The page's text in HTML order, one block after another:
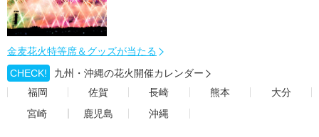
金麦花火特等席＆グッズが当たる
CHECK!
九州・沖縄の花火開催カレンダー
福岡
佐賀 長崎 熊本
大分
宮崎
鹿児島 沖縄